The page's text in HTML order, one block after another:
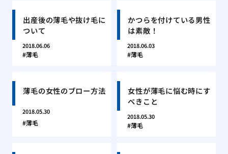
出産後の薄毛や抜け毛に
ついて
2018.06.06
薄毛
かつらを付けている男性
は素敵！
2018.06.03
薄毛
薄毛の女性のブロー方法
2018.05.30
薄毛
女性が薄毛に悩む時にす
べきこと
2018.05.30
薄毛